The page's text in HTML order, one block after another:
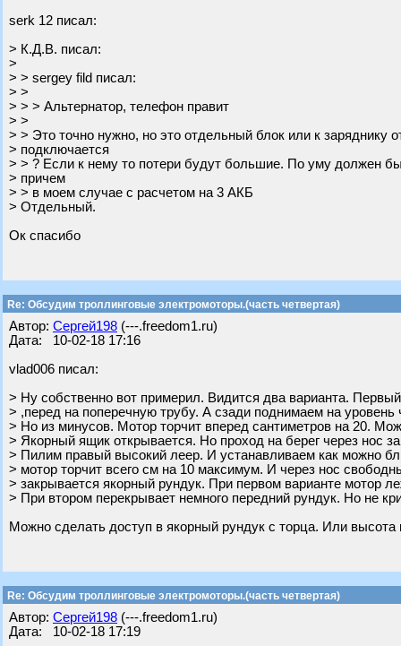
serk 12 писал:
> К.Д.В. писал:
>
> > sergey fild писал:
> >
> > > Альтернатор, телефон правит
> >
> > Это точно нужно, но это отдельный блок или к заряднику
> подключается
> > ? Если к нему то потери будут большие. По уму должен
> причем
> > в моем случае с расчетом на 3 АКБ
> Отдельный.
Ок спасибо
Re: Обсудим троллинговые электромоторы.(часть четвертая)
Автор: Сергей198 (---.freedom1.ru)
Дата: 10-02-18 17:16
vlad006 писал:
> Ну собственно вот примерил. Видится два варианта.
> ,перед на поперечную трубу. А сзади поднимаем на уровень
> Но из минусов. Мотор торчит вперед сантиметров на 20.
> Якорный ящик открывается. Но проход на берег через нос
> Пилим правый высокий леер. И устанавливаем как можно
> мотор торчит всего см на 10 максимум. И через нос
> закрывается якорный рундук. При первом варианте мотор
> При втором перекрывает немного передний рундук. Но не
Можно сделать доступ в якорный рундук с торца. Или высота
Re: Обсудим троллинговые электромоторы.(часть четвертая)
Автор: Сергей198 (---.freedom1.ru)
Дата: 10-02-18 17:19